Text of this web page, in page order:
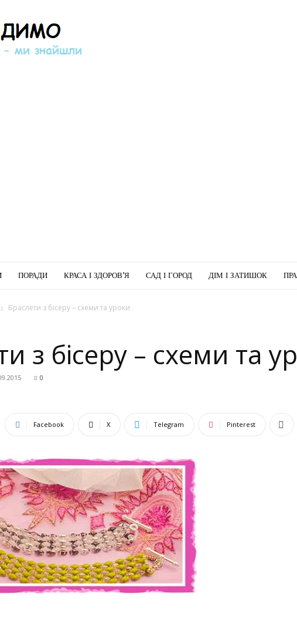
Порадимо
ПОРАДИ КРАСА І ЗДОРОВ’Я САД І ГОРОД ДІМ І ЗАТИШОК
Браслети з бісеру – схеми та уроки
з бісеру – схеми та
0
Facebook X Telegram Pinterest